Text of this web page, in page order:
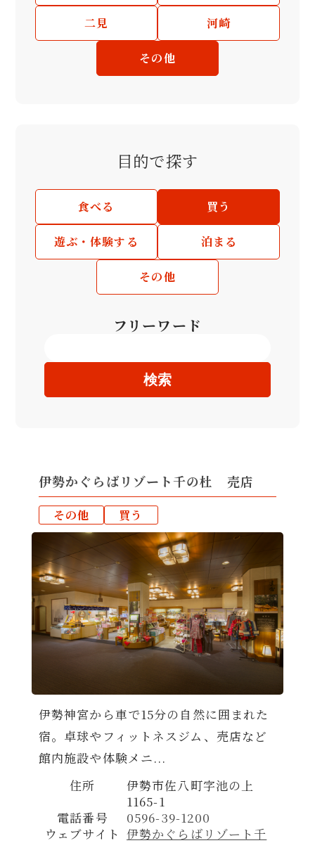
二見 河崎
その他
目的で探す
食べる 買う
遊ぶ・体験する 泊まる
その他
フリーワード
検索
伊勢かぐらばリゾート千の杜 売店
その他 買う
伊勢神宮から車で15分の自然に囲まれた
宿。卓球やフィットネスジム、売店など
館内施設や体験メニ...
住所
伊勢市佐八町字池の上
1165-1
電話番号
0596-39-1200
ウェブサイト 伊勢かぐらばリゾート千